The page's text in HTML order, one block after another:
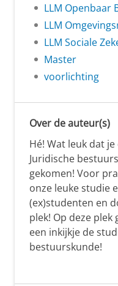
LLM Openbaar
LLM
LLM Sociale
Master
voorlichting
Over de auteur(s)
Hé! Wat leuk dat
Juridische
gekomen! Voor
onze leuke studie
(ex)studenten en
plek! Op deze plek
een inkijkje de
bestuurskunde!